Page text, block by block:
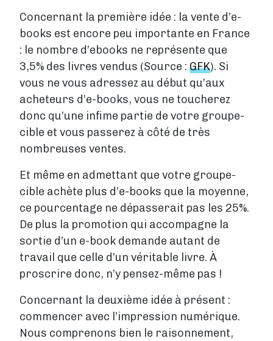
Concernant la première idée : la vente d’e-
books est encore peu importante en France
: le nombre d’ebooks ne représente que
3,5% des livres vendus (Source : GFK). Si
vous ne vous adressez au début qu’aux
acheteurs d’e-books, vous ne toucherez
donc qu’une infime partie de votre groupe-
cible et vous passerez à côté de très
nombreuses ventes.
Et même en admettant que votre groupe-
cible achète plus d’e-books que la moyenne,
ce pourcentage ne dépasserait pas les 25%.
De plus la promotion qui accompagne la
sortie d’un e-book demande autant de
travail que celle d’un véritable livre. À
proscrire donc, n’y pensez-même pas !
Concernant la deuxième idée à présent :
commencer avec l’impression numérique.
Nous comprenons bien le raisonnement,